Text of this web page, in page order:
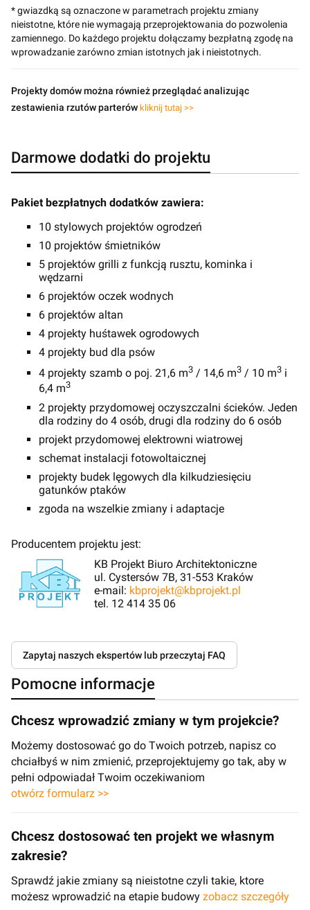
* gwiazdką są oznaczone w parametrach projektu zmiany
nieistotne, które nie wymagają przeprojektowania do pozwolenia
zamiennego. Do każdego projektu dołączamy bezpłatną zgodę na
wprowadzanie zarówno zmian istotnych jak i nieistotnych.
Projekty domów można również przeglądać analizując
zestawienia rzutów parterów kliknij tutaj >>
Darmowe dodatki do projektu
Pakiet bezpłatnych dodatków zawiera:
10 stylowych projektów ogrodzeń
10 projektów śmietników
5 projektów grilli z funkcją rusztu, kominka i
wędzarni
6 projektów oczek wodnych
6 projektów altan
4 projekty huśtawek ogrodowych
4 projekty bud dla psów
4 projekty szamb o poj. 21,6 m3 / 14,6 m3 / 10 m3 i
6,4 m3
2 projekty przydomowej oczyszczalni ścieków. Jeden
dla rodziny do 4 osób, drugi dla rodziny do 6 osób
projekt przydomowej elektrowni wiatrowej
schemat instalacji fotowoltaicznej
projekty budek lęgowych dla kilkudziesięciu
gatunków ptaków
zgoda na wszelkie zmiany i adaptacje
Producentem projektu jest:
KB Projekt Biuro Architektoniczne
ul. Cystersów 7B, 31-553 Kraków
e-mail: kbprojekt@kbprojekt.pl
tel. 12 414 35 06
Zapytaj naszych ekspertów lub przeczytaj FAQ
Pomocne informacje
Chcesz wprowadzić zmiany w tym projekcie?
Możemy dostosować go do Twoich potrzeb, napisz co
chciałbyś w nim zmienić, przeprojektujemy go tak, aby w
pełni odpowiadał Twoim oczekiwaniom
otwórz formularz >>
Chcesz dostosować ten projekt we własnym
zakresie?
Sprawdź jakie zmiany są nieistotne czyli takie, ktore
możesz wprowadzić na etapie budowy zobacz szczegóły